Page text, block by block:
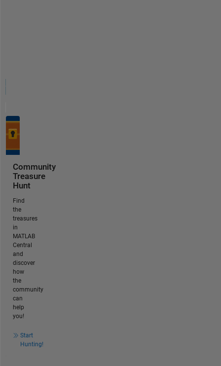
Community
Treasure
Hunt
Find
the
treasures
in
MATLAB
Central
and
discover
how
the
community
can
help
you!
Start
Hunting!